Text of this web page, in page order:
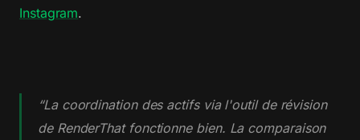
Instagram.
“La coordination des actifs via l'outil de révision
de RenderThat fonctionne bien. La comparaison